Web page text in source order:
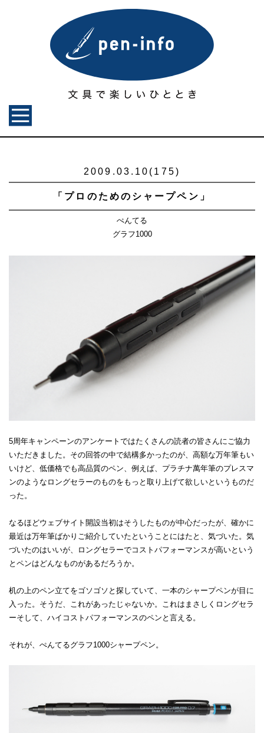
2009.03.10(175)
「プロのためのシャープペン」
ぺんてる
グラフ1000
5周年キャンペーンのアンケートではたくさんの読者の皆さんにご協力
いただきました。その回答の中で結構多かったのが、高額な万年筆もい
いけど、低価格でも高品質のペン、例えば、プラチナ萬年筆のプレスマ
ンのようなロングセラーのものをもっと取り上げて欲しいというものだ
った。
なるほどウェブサイト開設当初はそうしたものが中心だったが、確かに
最近は万年筆ばかりご紹介していたということにはたと、気づいた。気
づいたのはいいが、ロングセラーでコストパフォーマンスが高いという
とペンはどんなものがあるだろうか。
机の上のペン立てをゴソゴソと探していて、一本のシャープペンが目に
入った。そうだ、これがあったじゃないか。これはまさしくロングセラ
ーそして、ハイコストパフォーマンスのペンと言える。
それが、ぺんてるグラフ1000シャープペン。